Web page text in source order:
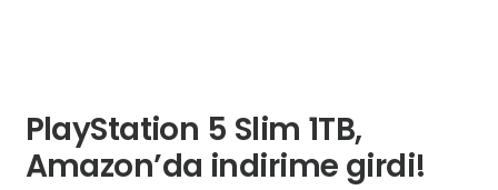
PlayStation 5 Slim 1TB,
Amazon’da indirime girdi!